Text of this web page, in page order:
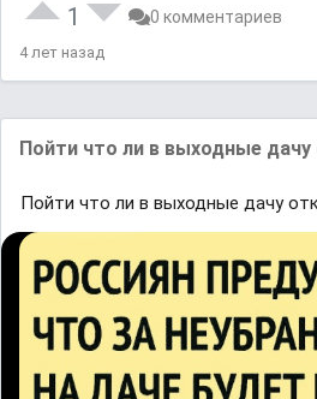
1 0 комментариев
4 лет назад
Пойти что ли в выходные дачу
Пойти что ли в выходные дачу